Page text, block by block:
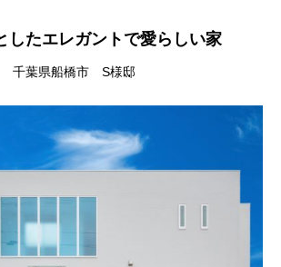
したエレガントで愛らしい家
千葉県船橋市 S様邸